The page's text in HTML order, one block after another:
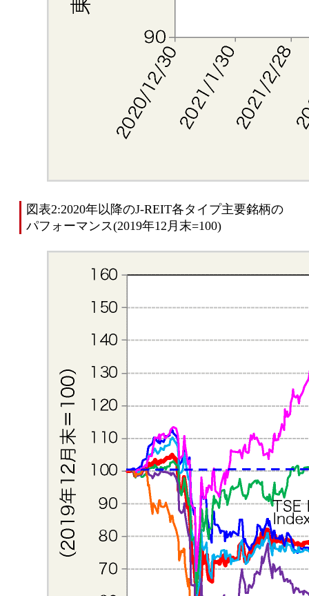
図表2:2020年以降のJ-REIT各タイプ主要銘柄の
パフォーマンス(2019年12月末=100)